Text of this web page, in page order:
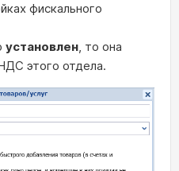
фискального
установлен, то она
этого отдела.